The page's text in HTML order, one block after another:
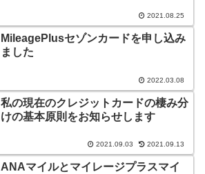
2021.08.25
MileagePlusセゾンカードを申し込み
ました
2022.03.08
私の現在のクレジットカードの棲み分
けの基本原則をお知らせします
2021.09.03 2021.09.13
ANAマイルとマイレージプラスマイ